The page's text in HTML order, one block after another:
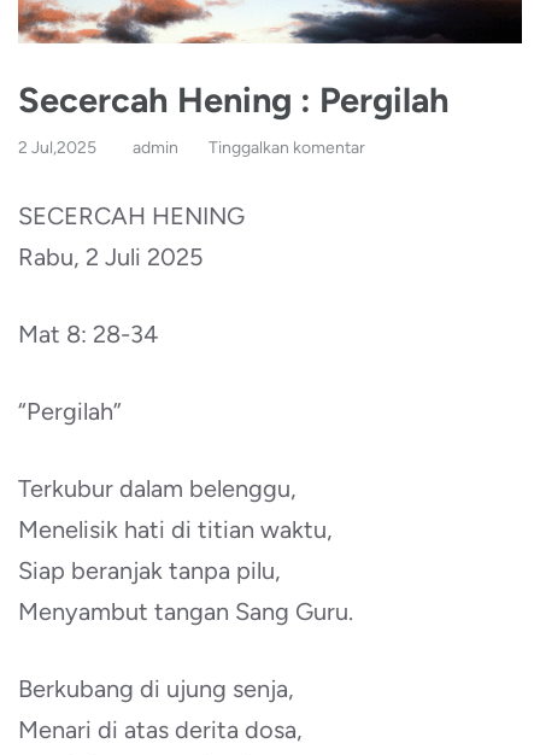
Secercah Hening : Pergilah
2 Jul,2025 admin Tinggalkan komentar
SECERCAH HENING
Rabu, 2 Juli 2025
Mat 8: 28-34
“Pergilah”
Terkubur dalam belenggu,
Menelisik hati di titian waktu,
Siap beranjak tanpa pilu,
Menyambut tangan Sang Guru.
Berkubang di ujung senja,
Menari di atas derita dosa,